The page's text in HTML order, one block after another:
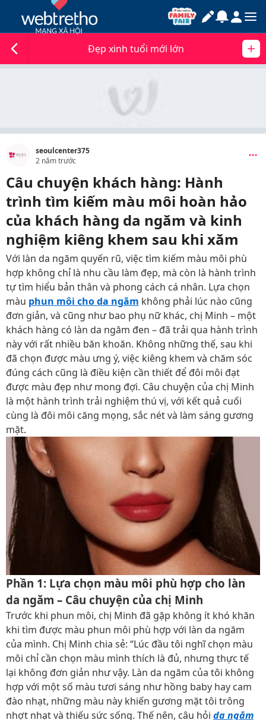
Đẹp xinh tuổi mới lớn
seoulcenter375
2 năm trước
Câu chuyện khách hàng: Hành
trình tìm kiếm màu môi hoàn hảo
của khách hàng da ngăm và kinh
nghiệm kiêng khem sau khi xăm
Với làn da ngăm quyến rũ, việc tìm kiếm màu môi phù
hợp không chỉ là nhu cầu làm đẹp, mà còn là hành trình
tự tìm hiểu bản thân và phong cách cá nhân. Lựa chọn
màu phun môi cho da ngăm không phải lúc nào cũng
đơn giản, và cũng như bao phụ nữ khác, chị Minh – một
khách hàng có làn da ngăm đen – đã trải qua hành trình
này với rất nhiều băn khoăn. Không những thế, sau khi
đã chọn được màu ưng ý, việc kiêng khem và chăm sóc
đúng cách cũng là điều kiện cần thiết để đôi môi đạt
được màu đẹp như mong đợi. Câu chuyện của chị Minh
là một hành trình trải nghiệm thú vị, với kết quả cuối
cùng là đôi môi căng mọng, sắc nét và làm sáng gương
mặt.
Phần 1: Lựa chọn màu môi phù hợp cho làn
da ngăm – Câu chuyện của chị Minh
Trước khi phun môi, chị Minh đã gặp không ít khó khăn
khi tìm được màu phun môi phù hợp với làn da ngăm
của mình. Chị Minh chia sẻ: “Lúc đầu tôi nghĩ chọn màu
môi chỉ cần chọn màu mình thích là đủ, nhưng thực tế
lại không đơn giản như vậy. Làn da ngăm của tôi không
hợp với một số màu tươi sáng như hồng baby hay cam
đào nhạt, những màu này khiến gương mặt tôi trông
nhợt nhạt và thiếu sức sống. Thế nên, câu hỏi da ngăm